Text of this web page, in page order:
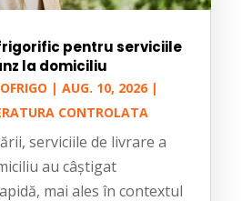
pentru serviciile
la domiciliu
| AUG. 10, 2026|
CONTROLATA
serviciile de livrare a
au câștigat
mai ales în contextul